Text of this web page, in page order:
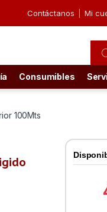
Contáctanos Mi
Consumibles
100Mts